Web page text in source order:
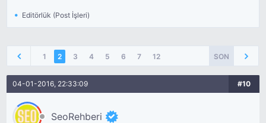
Editörlük (Post İşleri)
1 2 3 4 5 6 7 12 SON
04-01-2016, 22:33:09 #10
SeoRehberi